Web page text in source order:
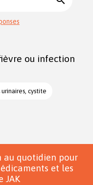
ou infection
cystite
au quotidien pour
et les
JAK